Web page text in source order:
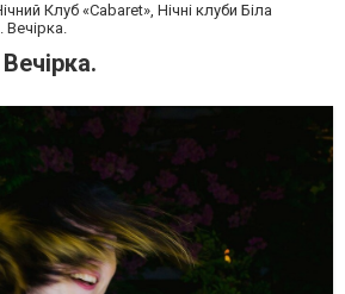
Клуб «Cabaret», Нічні клуби Біла
Вечірка.